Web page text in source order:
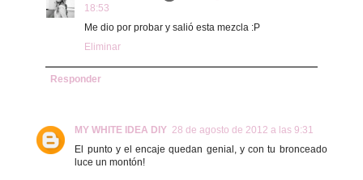
18:53
Me dio por probar y salió esta mezcla :P
Eliminar
Responder
MY WHITE IDEA DIY 28 de agosto de 2012 a las 9:31
El punto y el encaje quedan genial, y con tu bronceado
luce un montón!